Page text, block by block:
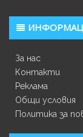
За нас
Контакти
Реклама
Общи условия
Политика за